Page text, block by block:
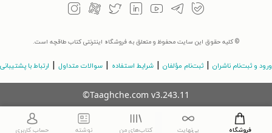
© کلیه حقوق این سایت محفوظ و متعلق به فروشگاه اینترنتی کتاب طاقچه است.
ورود و ثبت‌نام ناشران ثبت‌نام مؤلفان شرایط استفاده سوالات متداول ارتباط با پشتیبانی
©Taaghche.com v3.243.11
فروشگاه بی‌نهایت کتاب‌های من نوشته حساب کاربری